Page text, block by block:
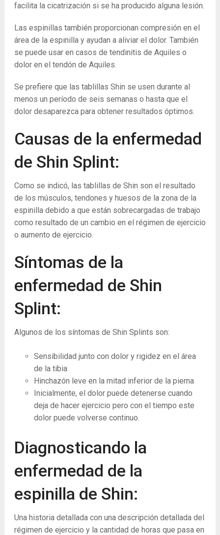
facilita la cicatrización si se ha producido alguna lesión.
Las espinillas también proporcionan compresión en el
área de la espinilla y ayudan a aliviar el dolor. También
se puede usar en casos de tendinitis de Aquiles o
dolor en el tendón de Aquiles.
Se prefiere que las tablillas Shin se usen durante al
menos un período de seis semanas o hasta que el
dolor desaparezca para obtener resultados óptimos.
Causas de la enfermedad
de Shin Splint:
Como se indicó, las tablillas de Shin son el resultado
de los músculos, tendones y huesos de la zona de la
espinilla debido a que están sobrecargadas de trabajo
como resultado de un cambio en el régimen de ejercicio
o aumento de ejercicio.
Síntomas de la
enfermedad de Shin
Splint:
Algunos de los síntomas de Shin Splints son:
Sensibilidad junto con dolor y rigidez en el área
de la tibia
Hinchazón leve en la mitad inferior de la pierna
Inicialmente, el dolor puede detenerse cuando
deja de hacer ejercicio pero con el tiempo este
dolor puede volverse continuo.
Diagnosticando la
enfermedad de la
espinilla de Shin:
Una historia detallada con una descripción detallada del
régimen de ejercicio y la cantidad de horas que pasa en